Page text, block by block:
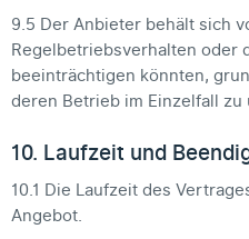
9.5 Der Anbieter behält sich
Regelbetriebsverhalten oder
beeinträchtigen könnten,
deren Betrieb im Einzelfall zu
10. Laufzeit und
10.1 Die Laufzeit des
Angebot.